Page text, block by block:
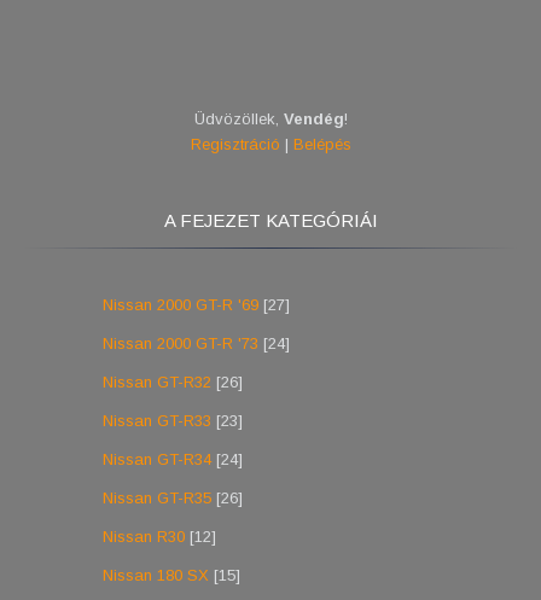
Üdvözöllek Vendég!
Regisztráció | Belépés
A FEJEZET KATEGÓRIÁI
Nissan 2000 GT-R '69 [27]
Nissan 2000 GT-R '73 [24]
Nissan GT-R32 [26]
Nissan GT-R33 [23]
Nissan GT-R34 [24]
Nissan GT-R35 [26]
Nissan R30 [12]
Nissan 180 SX [15]